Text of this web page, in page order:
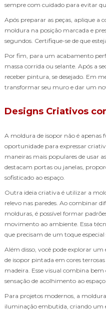
sempre com cuidado para evitar
Após preparar as peças, aplique a
moldura na posição marcada e
segundos. Certifique-se de que
Por fim, para um acabamento
massa corrida ou selante. Após a
receber pintura, se desejado. Em
transformar seu muro e dar um
Designs Criativos
A moldura de isopor não é
oportunidade para expressar
maneiras mais populares de usar
destacam portas ou janelas,
sofisticado ao espaço.
Outra ideia criativa é utilizar a
relevo nas paredes. Ao combinar
molduras, é possível formar
movimento ao ambiente. Essa
que precisam de um toque especial
Além disso, você pode explorar
de isopor pintada em cores
madeira. Esse visual combina
sensação de acolhimento ao
Para projetos modernos, a
iluminação embutida, criando um